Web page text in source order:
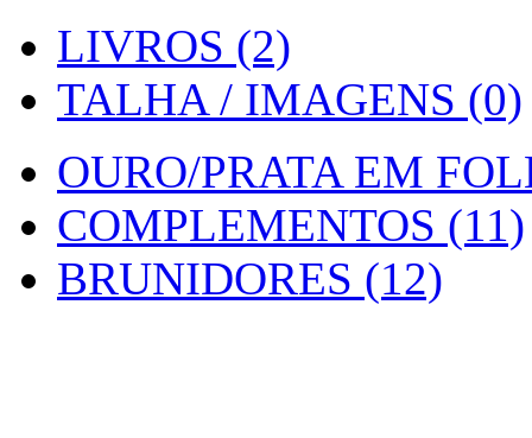
LIVROS (2)
TALHA / IMAGENS (0)
OURO/PRATA EM
COMPLEMENTOS (11)
BRUNIDORES (12)